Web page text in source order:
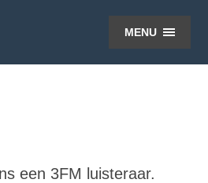
MENU
een 3FM luisteraar.